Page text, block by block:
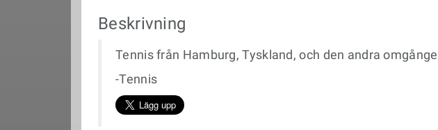
Beskrivning
Tennis från Hamburg, Tyskland, och den andra
-Tennis